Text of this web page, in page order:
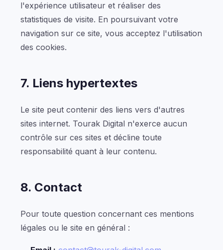
l'expérience utilisateur et réaliser des
statistiques de visite. En poursuivant votre
navigation sur ce site, vous acceptez l'utilisation
des cookies.
7. Liens hypertextes
Le site peut contenir des liens vers d'autres
sites internet. Tourak Digital n'exerce aucun
contrôle sur ces sites et décline toute
responsabilité quant à leur contenu.
8. Contact
Pour toute question concernant ces mentions
légales ou le site en général :